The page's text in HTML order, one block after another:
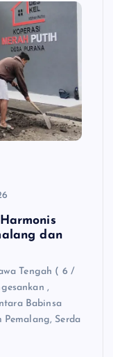
dan
Tengah ( 6 /
,
Babinsa
Serda